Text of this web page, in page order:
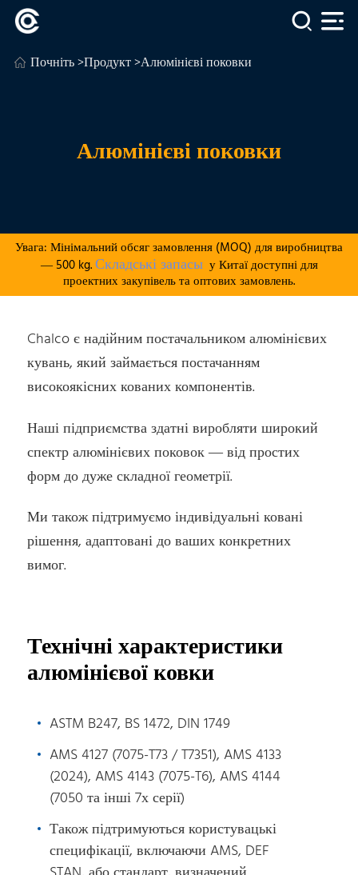
Почніть>Продукт>Алюмінієві поковки
Алюмінієві поковки
Увага: Мінімальний обсяг замовлення (MOQ) для виробництва
— 500 kg.Складські запасыу Китаї доступні для
проектних закупівель та оптових замовлень.
Chalco є надійним постачальником алюмінієвих
кувань, який займається постачанням
високоякісних кованих компонентів.
Наші підприємства здатні виробляти широкий
спектр алюмінієвих поковок — від простих
форм до дуже складної геометрії.
Ми також підтримуємо індивідуальні ковані
рішення, адаптовані до ваших конкретних
вимог.
Технічні характеристики
алюмінієвої ковки
ASTM B247, BS 1472, DIN 1749
AMS 4127 (7075-T73 / T7351), AMS 4133
(2024), AMS 4143 (7075-T6), AMS 4144
(7050 та інші 7х серії)
Також підтримуються користувацькі
специфікації, включаючи AMS, DEF